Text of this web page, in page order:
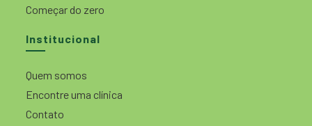
Começar do zero
Institucional
Quem somos
Encontre uma clínica
Contato